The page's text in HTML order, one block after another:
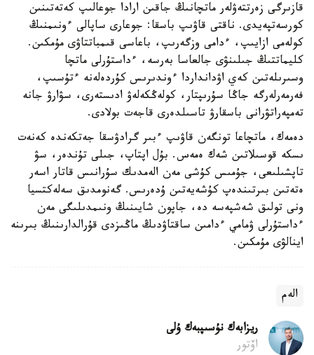
قازىرگى زەرتتەۋلەر ماتچانىڭ جاقىن ارادا جوعالىپ كەتەتىنىن
كورسەتپەيدى. ناقتى قاۋىپ باسقا: جوعارى ساپالى ءونىمنىڭ
كولەمى ازايىپ، ءدامى وزگەرىپ، باعاسى قىمباتتاۋى مۇمكىن.
كليماتتىڭ جىلىنۋى جالعاسا بەرسە، ءداستۇرلى ماتچا
وسىرىلەتىن كەي اۋدانداردا ءوندىرىس كۇردەلەنە ءتۇسىپ،
فەرمەرلەرگە جاڭا سۇرىپتار، كولەڭكەلەۋ ادىستەرى، سۋارۋ جانە
تەمپەراتۋرانى باسقارۋ تاسىلدەرى قاجەت بولادى.
دەمەك، ماتچاعا تونگەن قاۋىپ ءبىر گرادۋسقا جەتكەندە كەنەت
ىسكە قوسىلاتىن شەك ەمەس. بۇل اپتاپ، جىلى تۇندەر، سۋ
تاپشىلىعى، جۇمىس كۇشى مەن الەمدىك سۇرانىس قاتار اسەر
ەتەتىن بىرتىندەپ كۇشەيەتىن ۇدەرىس. گەنومدىق سەلەكتسيا
ونى تولىق شەشپەسە دە، جاپون شايىنىڭ ونىمدىلىگى مەن
ءداستۇرلى ۋمامي ءدامىن ساقتاۋدىڭ ماڭىزدى قۇرالدارىنىڭ بىرىنە
اينالۋى مۇمكىن.
الەم
ريزابەك نۇسىپبەك ۇلى
اۆتور